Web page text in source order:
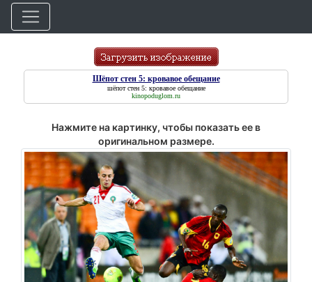
Шёпот стен 5: кровавое обещание
шёпот стен 5: кровавое обещание
kinopoduglom.ru
Нажмите на картинку, чтобы показать ее в
оригинальном размере.